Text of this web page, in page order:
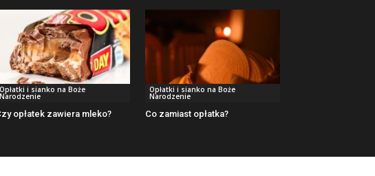
Opłatki i sianko na Boże
Narodzenie
opłatek zawiera mleko?
Opłatki i sianko na Boże
Narodzenie
Co zamiast opłatka?